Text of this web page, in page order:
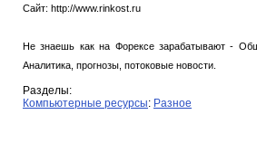
Сайт: http://www.rinkost.ru
Не знаешь как на Форексе зарабатывают -
Аналитика, прогнозы, потоковые новости.
Разделы:
Компьютерные ресурсы: Разное